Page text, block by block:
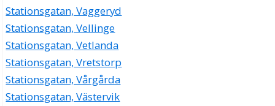
Stationsgatan, Vaggeryd
Stationsgatan, Vellinge
Stationsgatan, Vetlanda
Stationsgatan, Vretstorp
Stationsgatan, Vårgårda
Stationsgatan, Västervik